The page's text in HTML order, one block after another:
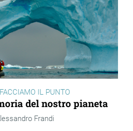
IL PUNTO
del nostro pianeta
Frandi